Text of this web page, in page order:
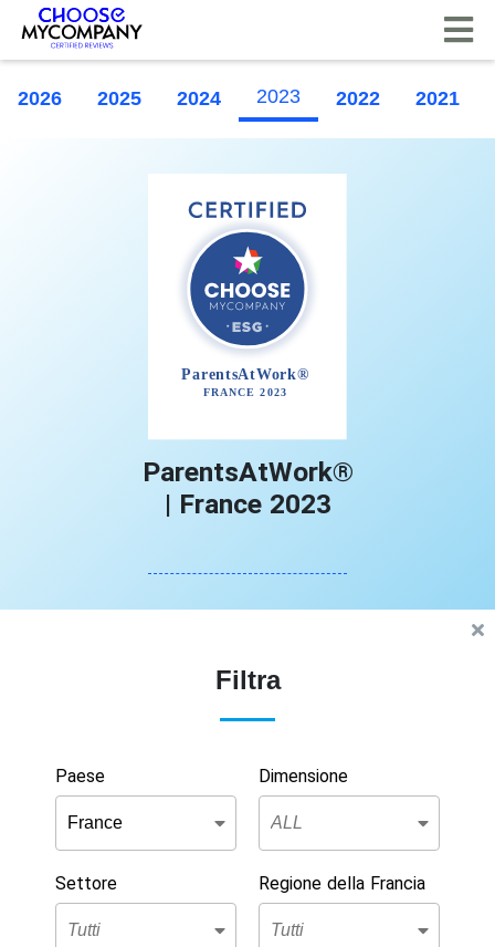
2026 2025 2024 2023 2022 2021
ParentsAtWork®
| France 2023
Filtra
Paese Dimensione
Settore Regione della Francia
Pannello di gestione dei cookies